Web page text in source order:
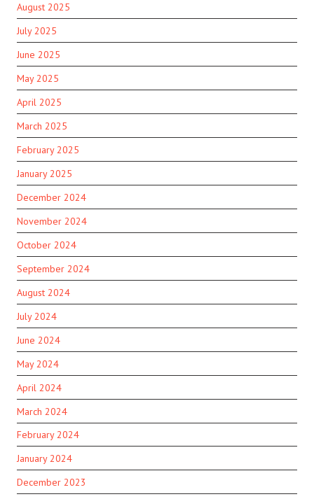
August 2025
July 2025
June 2025
May 2025
April 2025
March 2025
February 2025
January 2025
December 2024
November 2024
October 2024
September 2024
August 2024
July 2024
June 2024
May 2024
April 2024
March 2024
February 2024
January 2024
December 2023